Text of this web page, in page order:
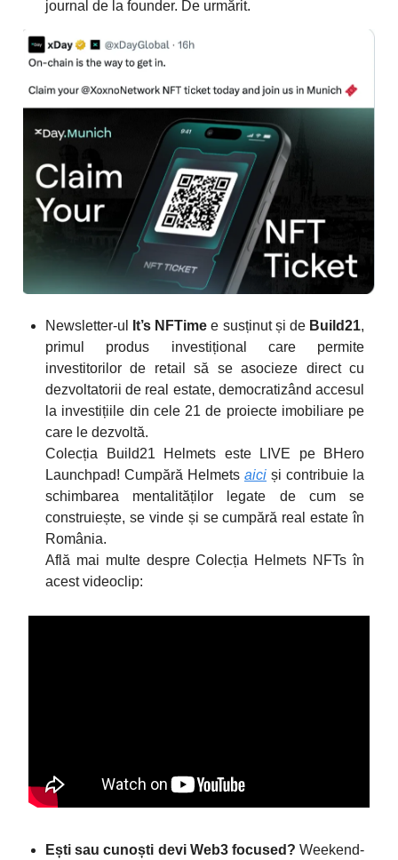
journal de la founder. De urmărit.
Newsletter-ul It’s NFTime e susținut și de Build21,
primul produs investițional care permite
investitorilor de retail să se asocieze direct cu
dezvoltatorii de real estate, democratizând accesul
la investițiile din cele 21 de proiecte imobiliare pe
care le dezvoltă.
Colecția Build21 Helmets este LIVE pe BHero
Launchpad! Cumpără Helmets aici și contribuie la
schimbarea mentalităților legate de cum se
construiește, se vinde și se cumpără real estate în
România.
Află mai multe despre Colecția Helmets NFTs în
acest videoclip:
Ești sau cunoști devi Web3 focused? Weekend-